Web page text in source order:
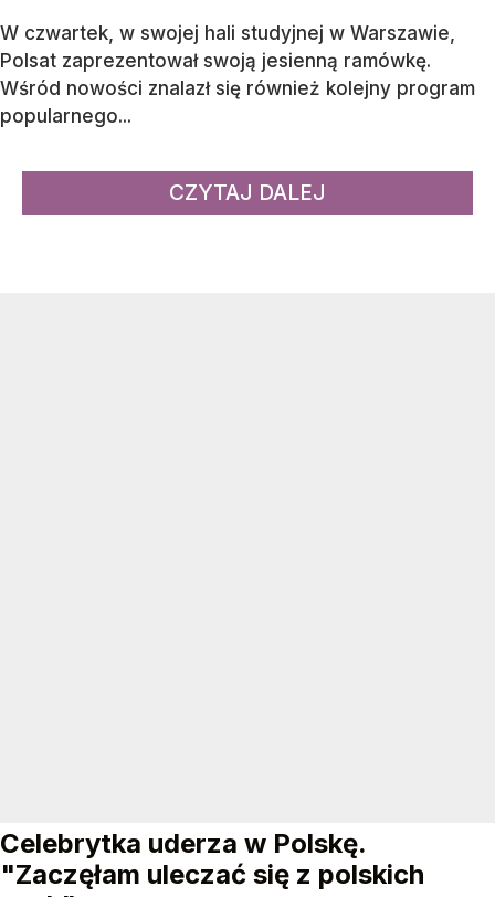
W czwartek, w swojej hali studyjnej w Warszawie,
Polsat zaprezentował swoją jesienną ramówkę.
Wśród nowości znalazł się również kolejny program
popularnego...
CZYTAJ DALEJ
Celebrytka uderza w Polskę.
"Zaczęłam uleczać się z polskich